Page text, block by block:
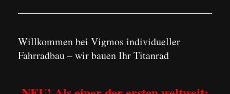
Willkommen bei Vigmos individueller
Fahrradbau – wir bauen Ihr Titanrad